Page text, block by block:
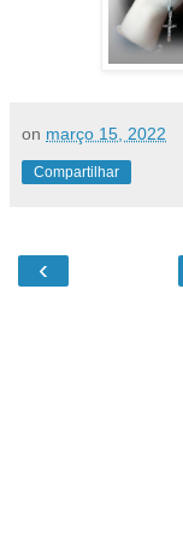
on março 15, 2022
Compartilhar
‹